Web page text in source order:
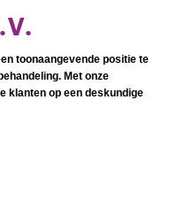
toonaangevende positie te
Met onze
klanten op een deskundige